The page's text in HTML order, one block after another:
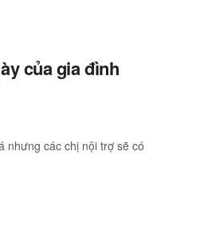
của gia đình
nhưng các chị nội trợ sẽ có